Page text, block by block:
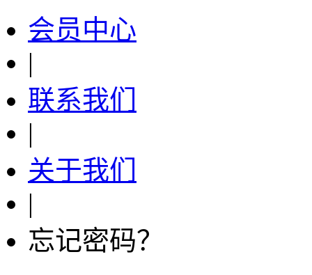
会员中心
|
联系我们
|
关于我们
|
忘记密码？